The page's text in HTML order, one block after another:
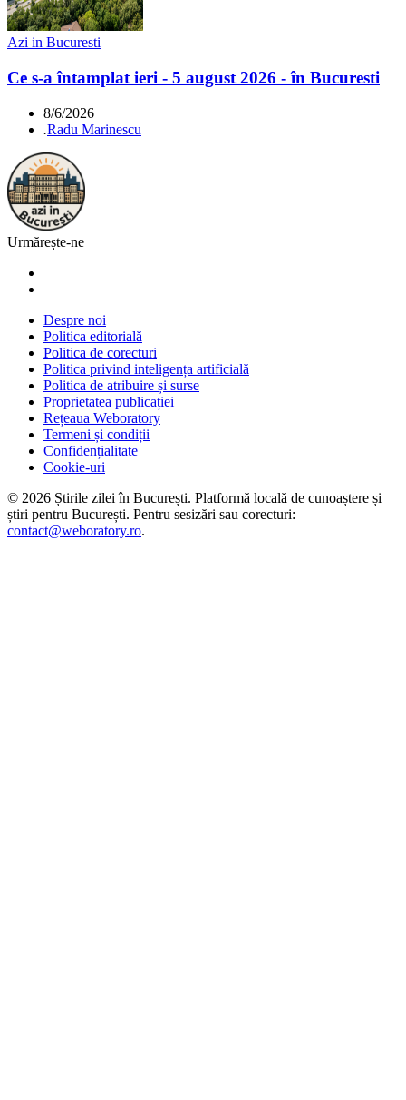
Azi in Bucuresti
Ce s-a întamplat ieri - 5 august 2026 - în Bucuresti
8/6/2026
.Radu Marinescu
Urmărește-ne
Despre noi
Politica editorială
Politica de corecturi
Politica privind inteligența artificială
Politica de atribuire și surse
Proprietatea publicației
Rețeaua Weboratory
Termeni și condiții
Confidențialitate
Cookie-uri
© 2026 Știrile zilei în București. Platformă locală de cunoaștere și
știri pentru București. Pentru sesizări sau corecturi:
contact@weboratory.ro.